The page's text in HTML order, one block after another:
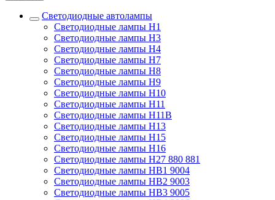
Светодиодные автолампы
Светодиодные лампы H1
Светодиодные лампы H3
Светодиодные лампы H4
Светодиодные лампы H7
Светодиодные лампы H8
Светодиодные лампы H9
Светодиодные лампы H10
Светодиодные лампы H11
Светодиодные лампы H11B
Светодиодные лампы H13
Светодиодные лампы H15
Светодиодные лампы H16
Светодиодные лампы H27 880 881
Светодиодные лампы HB1 9004
Светодиодные лампы HB2 9003
Светодиодные лампы HB3 9005